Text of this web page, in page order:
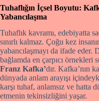
Tuhaflığın İçsel Boyutu:
Yabancılaşma
Tuhaflık kavramı, edebiyatta
sınırlı kalmaz. Çoğu kez
yabancılaşmayı da ifade eder.
bağlamda en çarpıcı örnekleri
Franz Kafka’dır. Kafka’nın
dünyada anlam arayışı
karşı tuhaf, anlamsız ve hatta
etmenin tekinsizliğini yaşar.